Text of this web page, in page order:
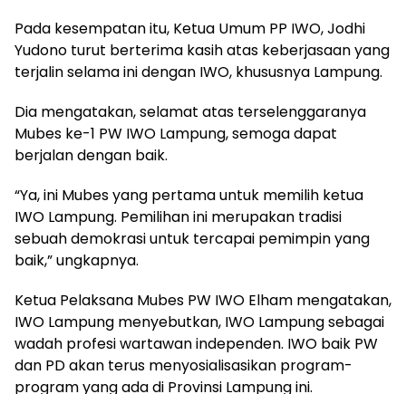
Pada kesempatan itu, Ketua Umum PP IWO, Jodhi
Yudono turut berterima kasih atas keberjasaan yang
terjalin selama ini dengan IWO, khususnya Lampung.
Dia mengatakan, selamat atas terselenggaranya
Mubes ke-1 PW IWO Lampung, semoga dapat
berjalan dengan baik.
“Ya, ini Mubes yang pertama untuk memilih ketua
IWO Lampung. Pemilihan ini merupakan tradisi
sebuah demokrasi untuk tercapai pemimpin yang
baik,” ungkapnya.
Ketua Pelaksana Mubes PW IWO Elham mengatakan,
IWO Lampung menyebutkan, IWO Lampung sebagai
wadah profesi wartawan independen. IWO baik PW
dan PD akan terus menyosialisasikan program-
program yang ada di Provinsi Lampung ini.